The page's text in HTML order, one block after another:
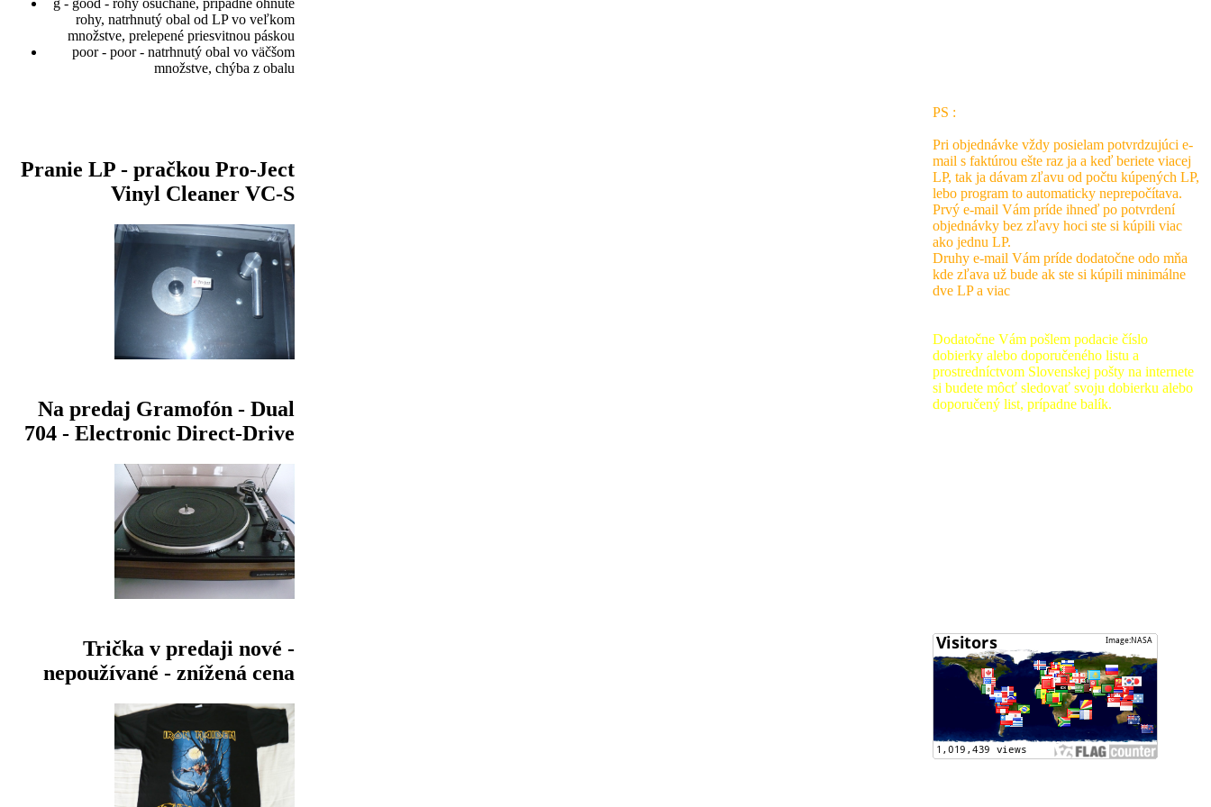
g - good - rohy ošúchané, prípadne ohnuté
rohy, natrhnutý obal od LP vo veľkom
množstve, prelepené priesvitnou páskou
poor - poor - natrhnutý obal vo väčšom
množstve, chýba z obalu
Pranie LP - pračkou Pro-Ject
Vinyl Cleaner VC-S
Na predaj Gramofón - Dual
704 - Electronic Direct-Drive
Trička v predaji nové -
nepoužívané - znížená cena
PS :
Pri objednávke vždy posielam potvrdzujúci e-
mail s faktúrou ešte raz ja a keď beriete viacej
LP, tak ja dávam zľavu od počtu kúpených LP,
lebo program to automaticky neprepočítava.
Prvý e-mail Vám príde ihneď po potvrdení
objednávky bez zľavy hoci ste si kúpili viac
ako jednu LP.
Druhy e-mail Vám príde dodatočne odo mňa
kde zľava už bude ak ste si kúpili minimálne
dve LP a viac
Dodatočne Vám pošlem podacie číslo
dobierky alebo doporučeného listu a
prostredníctvom Slovenskej pošty na internete
si budete môcť sledovať svoju dobierku alebo
doporučený list, prípadne balík.